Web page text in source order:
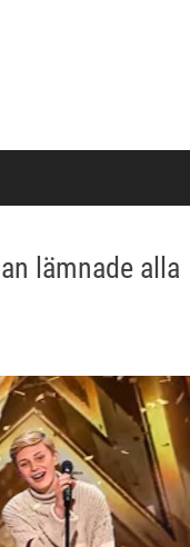
lämnade alla